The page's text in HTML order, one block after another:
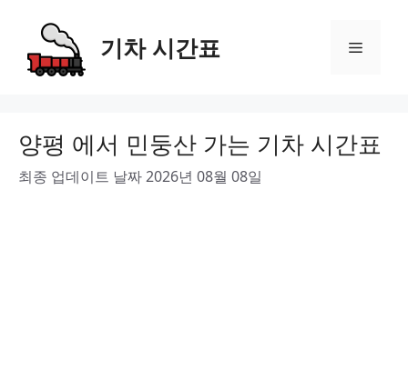
content
기차 시간표 Menu
양평 에서 민둥산 가는 기차 시간표
최종 업데이트 날짜 2026년 08월 08일